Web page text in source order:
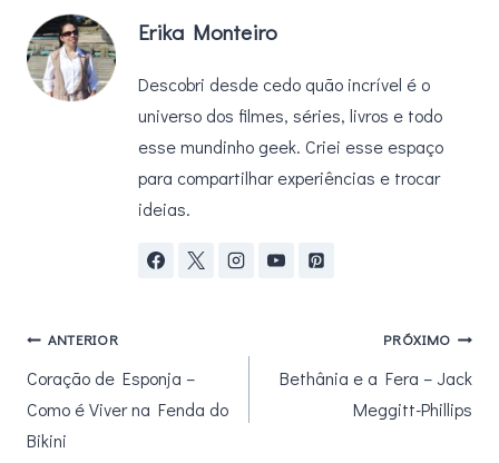
Erika Monteiro
Descobri desde cedo quão incrível é o
universo dos filmes, séries, livros e todo
esse mundinho geek. Criei esse espaço
para compartilhar experiências e trocar
ideias.
Navegação
de
Post
ANTERIOR
Coração de Esponja –
Como é Viver na Fenda do
Bikini
PRÓXIMO
Bethânia e a Fera – Jack
Meggitt-Phillips